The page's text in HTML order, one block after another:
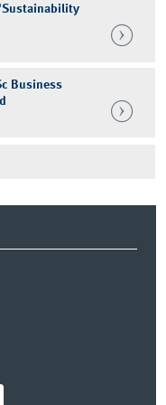
'Sustainability
Business